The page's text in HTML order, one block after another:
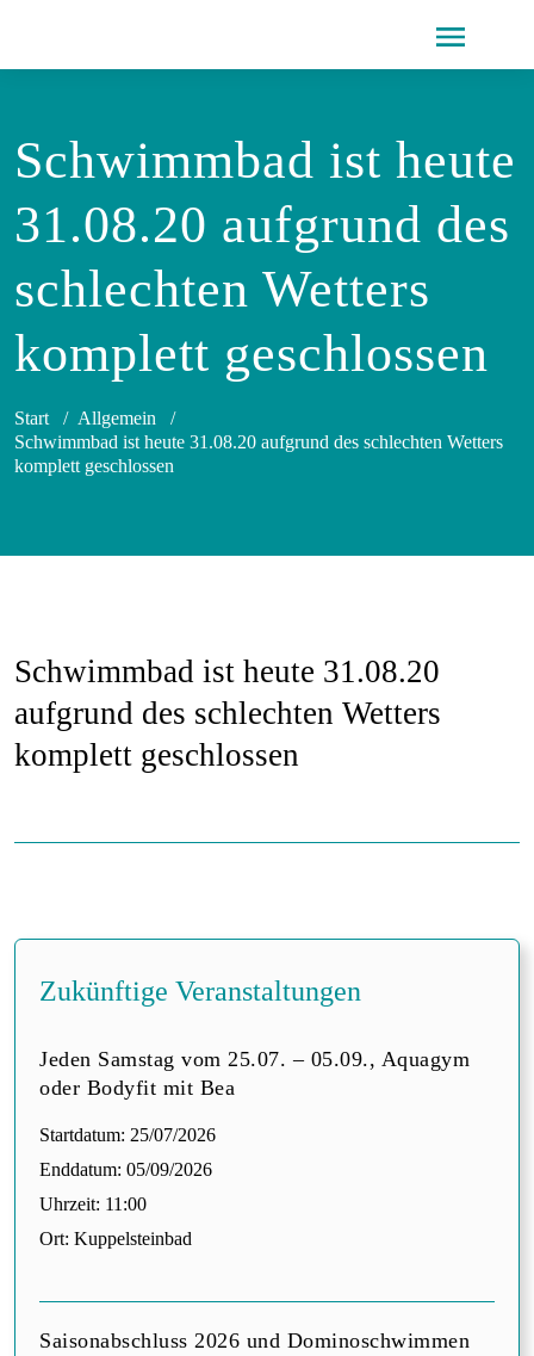
Schwimmbad ist heute
31.08.20 aufgrund des
schlechten Wetters
komplett geschlossen
Start / Allgemein /
Schwimmbad ist heute 31.08.20 aufgrund des schlechten Wetters
komplett geschlossen
Schwimmbad ist heute 31.08.20
aufgrund des schlechten Wetters
komplett geschlossen
Zukünftige Veranstaltungen
Jeden Samstag vom 25.07. – 05.09., Aquagym
oder Bodyfit mit Bea
Startdatum: 25/07/2026
Enddatum: 05/09/2026
Uhrzeit: 11:00
Ort: Kuppelsteinbad
Saisonabschluss 2026 und Dominoschwimmen